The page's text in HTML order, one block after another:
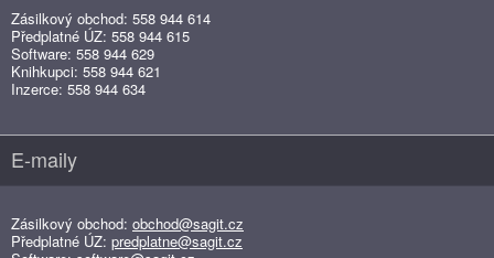
Zásilkový obchod: 558 944 614
Předplatné ÚZ: 558 944 615
Software: 558 944 629
Knihkupci: 558 944 621
Inzerce: 558 944 634
E-maily
Zásilkový obchod: obchod@sagit.cz
Předplatné ÚZ: predplatne@sagit.cz